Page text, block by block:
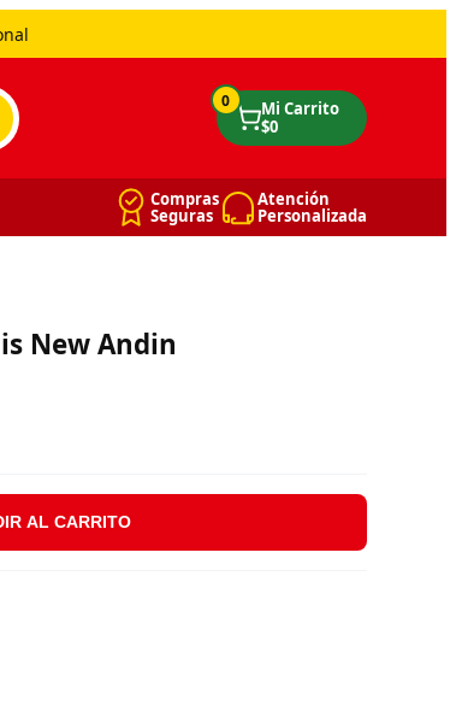
0
Compras
Seguras
Atención
Personalizada
New Andin
AL CARRITO